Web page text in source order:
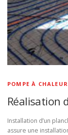
POMPE À CHALEUR
Réalisation
Installation d’un
assure une